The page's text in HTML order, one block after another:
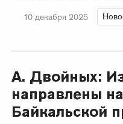
10 декабря 2025
А. Двойных:
направлены
Байкальской